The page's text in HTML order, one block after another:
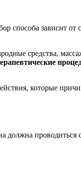
зависит от
средства,
которые
проводиться